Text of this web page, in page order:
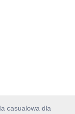
casualowa dla